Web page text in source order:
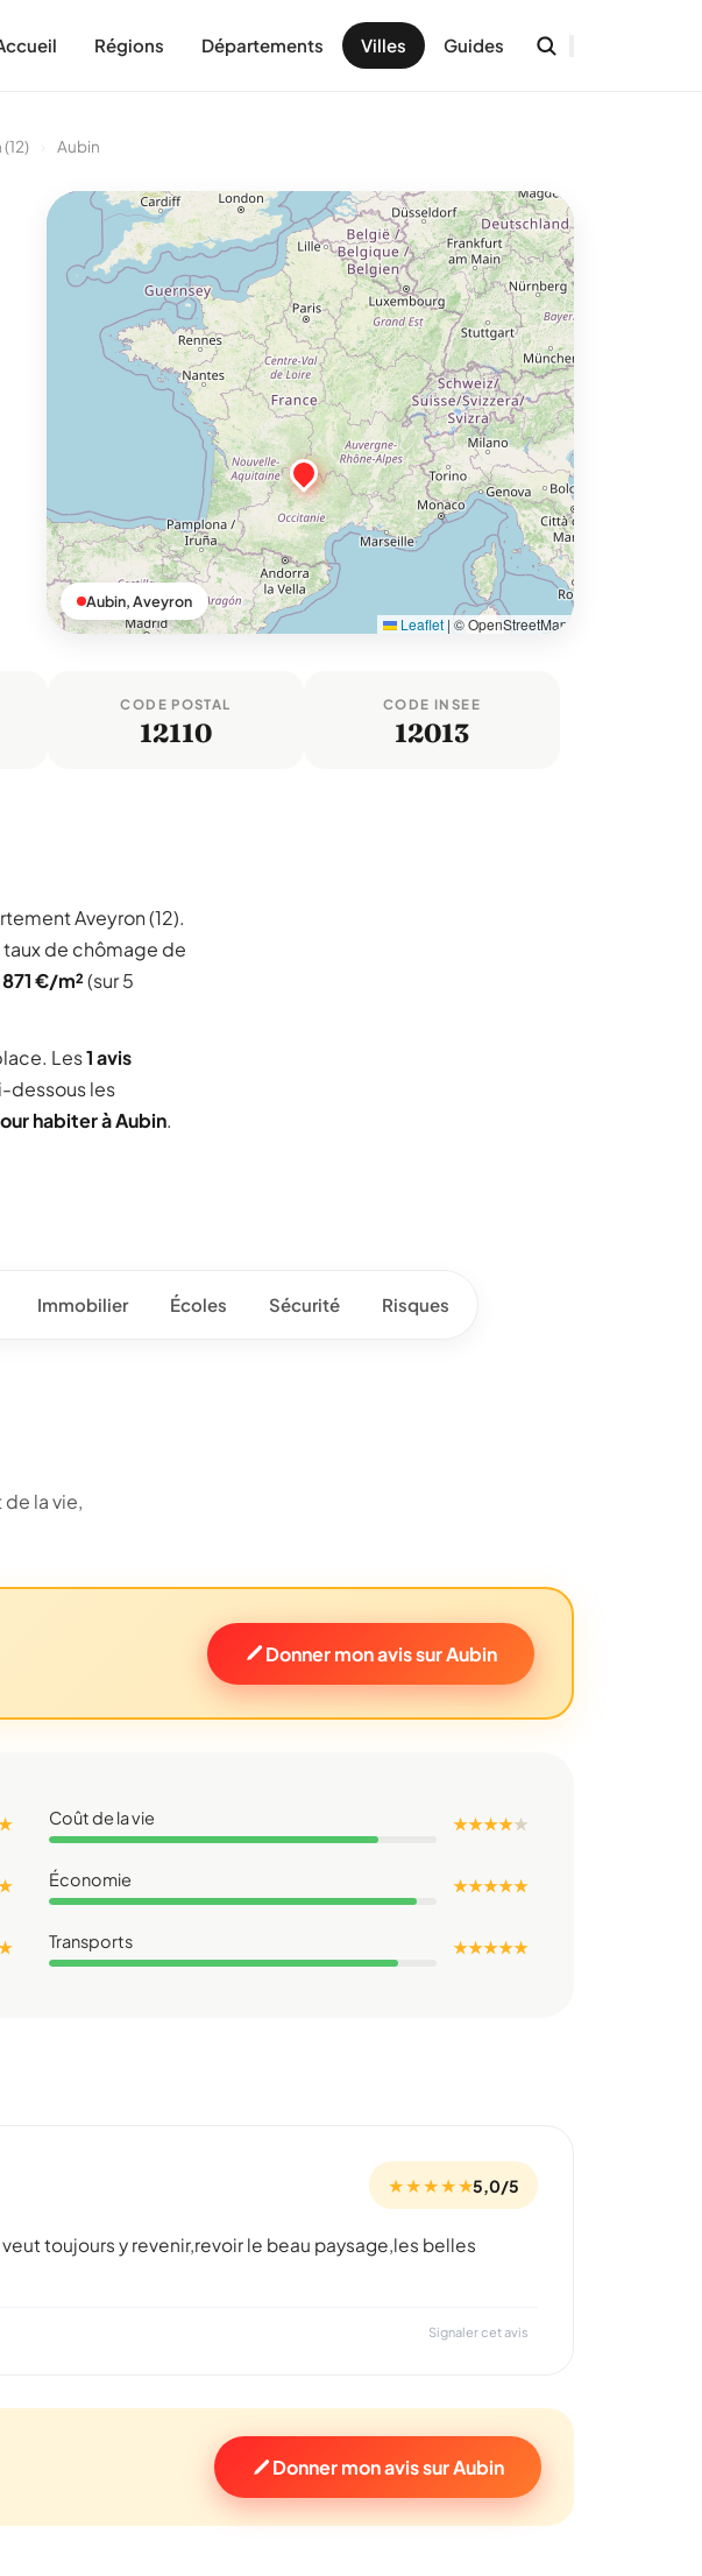
Régions Départements Villes Guides
Aubin
Leaflet | © OpenStreetMap
Aubin, Aveyron
CODE POSTAL
12110
CODE INSEE
12013
Aveyron (12).
de chômage de
871 €/m²(sur 5
Les1 avis
dessous les
habiter à Aubin.
Immobilier Écoles Sécurité Risques
la vie,
Donner mon avis sur Aubin
Coût de la vie ★ ★ ★ ★★
Économie ★ ★ ★ ★ ★
Transports ★ ★ ★ ★ ★
★ ★ ★ ★ ★5,0/5
toujours y revenir,revoir le beau paysage,les belles
Signaler cet avis
Donner mon avis sur Aubin